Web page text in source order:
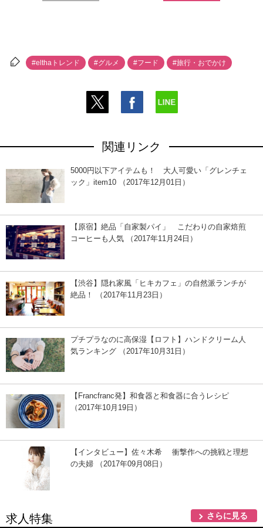
#elthaトレンド #グルメ #フード #旅行・おでかけ
関連リンク
5000円以下アイテムも！ 大人可愛い「グレンチェ
ック」item10 （2017年12月01日）
【原宿】絶品「自家製パイ」 こだわりの自家焙煎
コーヒーも人気 （2017年11月24日）
【渋谷】隠れ家風「ヒキカフェ」の自然派ランチが
絶品！ （2017年11月23日）
プチプラなのに高保湿【ロフト】ハンドクリーム人
気ランキング （2017年10月31日）
【Francfranc発】和食器と和食器に合うレシピ
（2017年10月19日）
【インタビュー】佐々木希 衝撃作への挑戦と理想
の夫婦 （2017年09月08日）
求人特集 さらに見る